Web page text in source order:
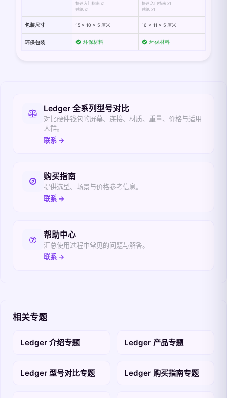
快速入门指南 x1
贴纸 x1
快速入门指南 x1
贴纸 x1
包装尺寸 15 × 10 × 5 厘米 16 × 11 × 5 厘米
环保包装 环保材料 环保材料
相关入口
Ledger 全系列型号对比
对比硬件钱包的屏幕、连接、材质、重量、价格与适用
人群。
联系 →
购买指南
提供选型、场景与价格参考信息。
联系 →
帮助中心
汇总使用过程中常见的问题与解答。
联系 →
相关专题
Ledger 介绍专题 Ledger 产品专题
Ledger 型号对比专题 Ledger 购买指南专题